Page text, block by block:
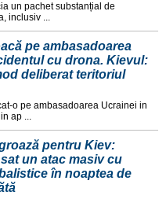
un pachet substanțial de
inclusiv ...
pe ambasadoarea
cu drona. Kievul:
deliberat teritoriul
o pe ambasadoarea Ucrainei in
ap ...
pentru Kiev:
un atac masiv cu
în noaptea de